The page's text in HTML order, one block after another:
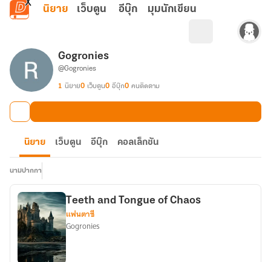
ข้ามไปยังเนื้อหาหลัก
นิยาย เว็บตูน อีบุ๊ก มุมนักเขียน
Gogronies
@Gogronies
1 นิยาย0 เว็บตูน0 อีบุ๊ก0 คนติดตาม
นิยาย เว็บตูน อีบุ๊ก คอลเล็กชัน
นามปากกา
Teeth and Tongue of Chaos
แฟนตาซี
Gogronies